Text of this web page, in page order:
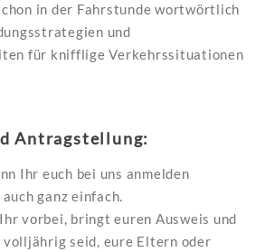
in der Fahrstunde wortwörtlich
und
für knifflige Verkehrssituationen
Antragstellung:
Ihr euch bei uns anmelden
ganz einfach.
vorbei, bringt euren Ausweis und
seid, eure Eltern oder